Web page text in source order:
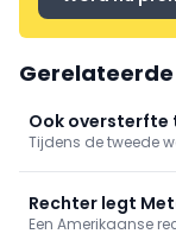
Ook oversterfte
'Ozon- en
Tijdens de tweede
hoewel beperkter
Rechter legt
bedrijf moet
Een Amerikaanse